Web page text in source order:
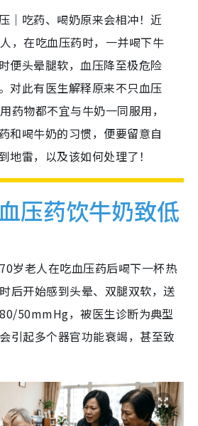
｜吃药、喝奶原来会相冲！近
，在吃血压药时，一并喝下牛
便头晕腿软，血压降至极危险
对此有医生解释原来不只血压
药物都不宜与牛奶一同服用，
和喝牛奶的习惯，便要留意自
地雷，以及该如何处理了！
压药饮牛奶致低
岁老人在吃血压药后喝下一杯热
后开始感到头晕、双腿双软，送
50mmHg，被医生诊断为典型
引起多个器官功能衰竭，甚至致